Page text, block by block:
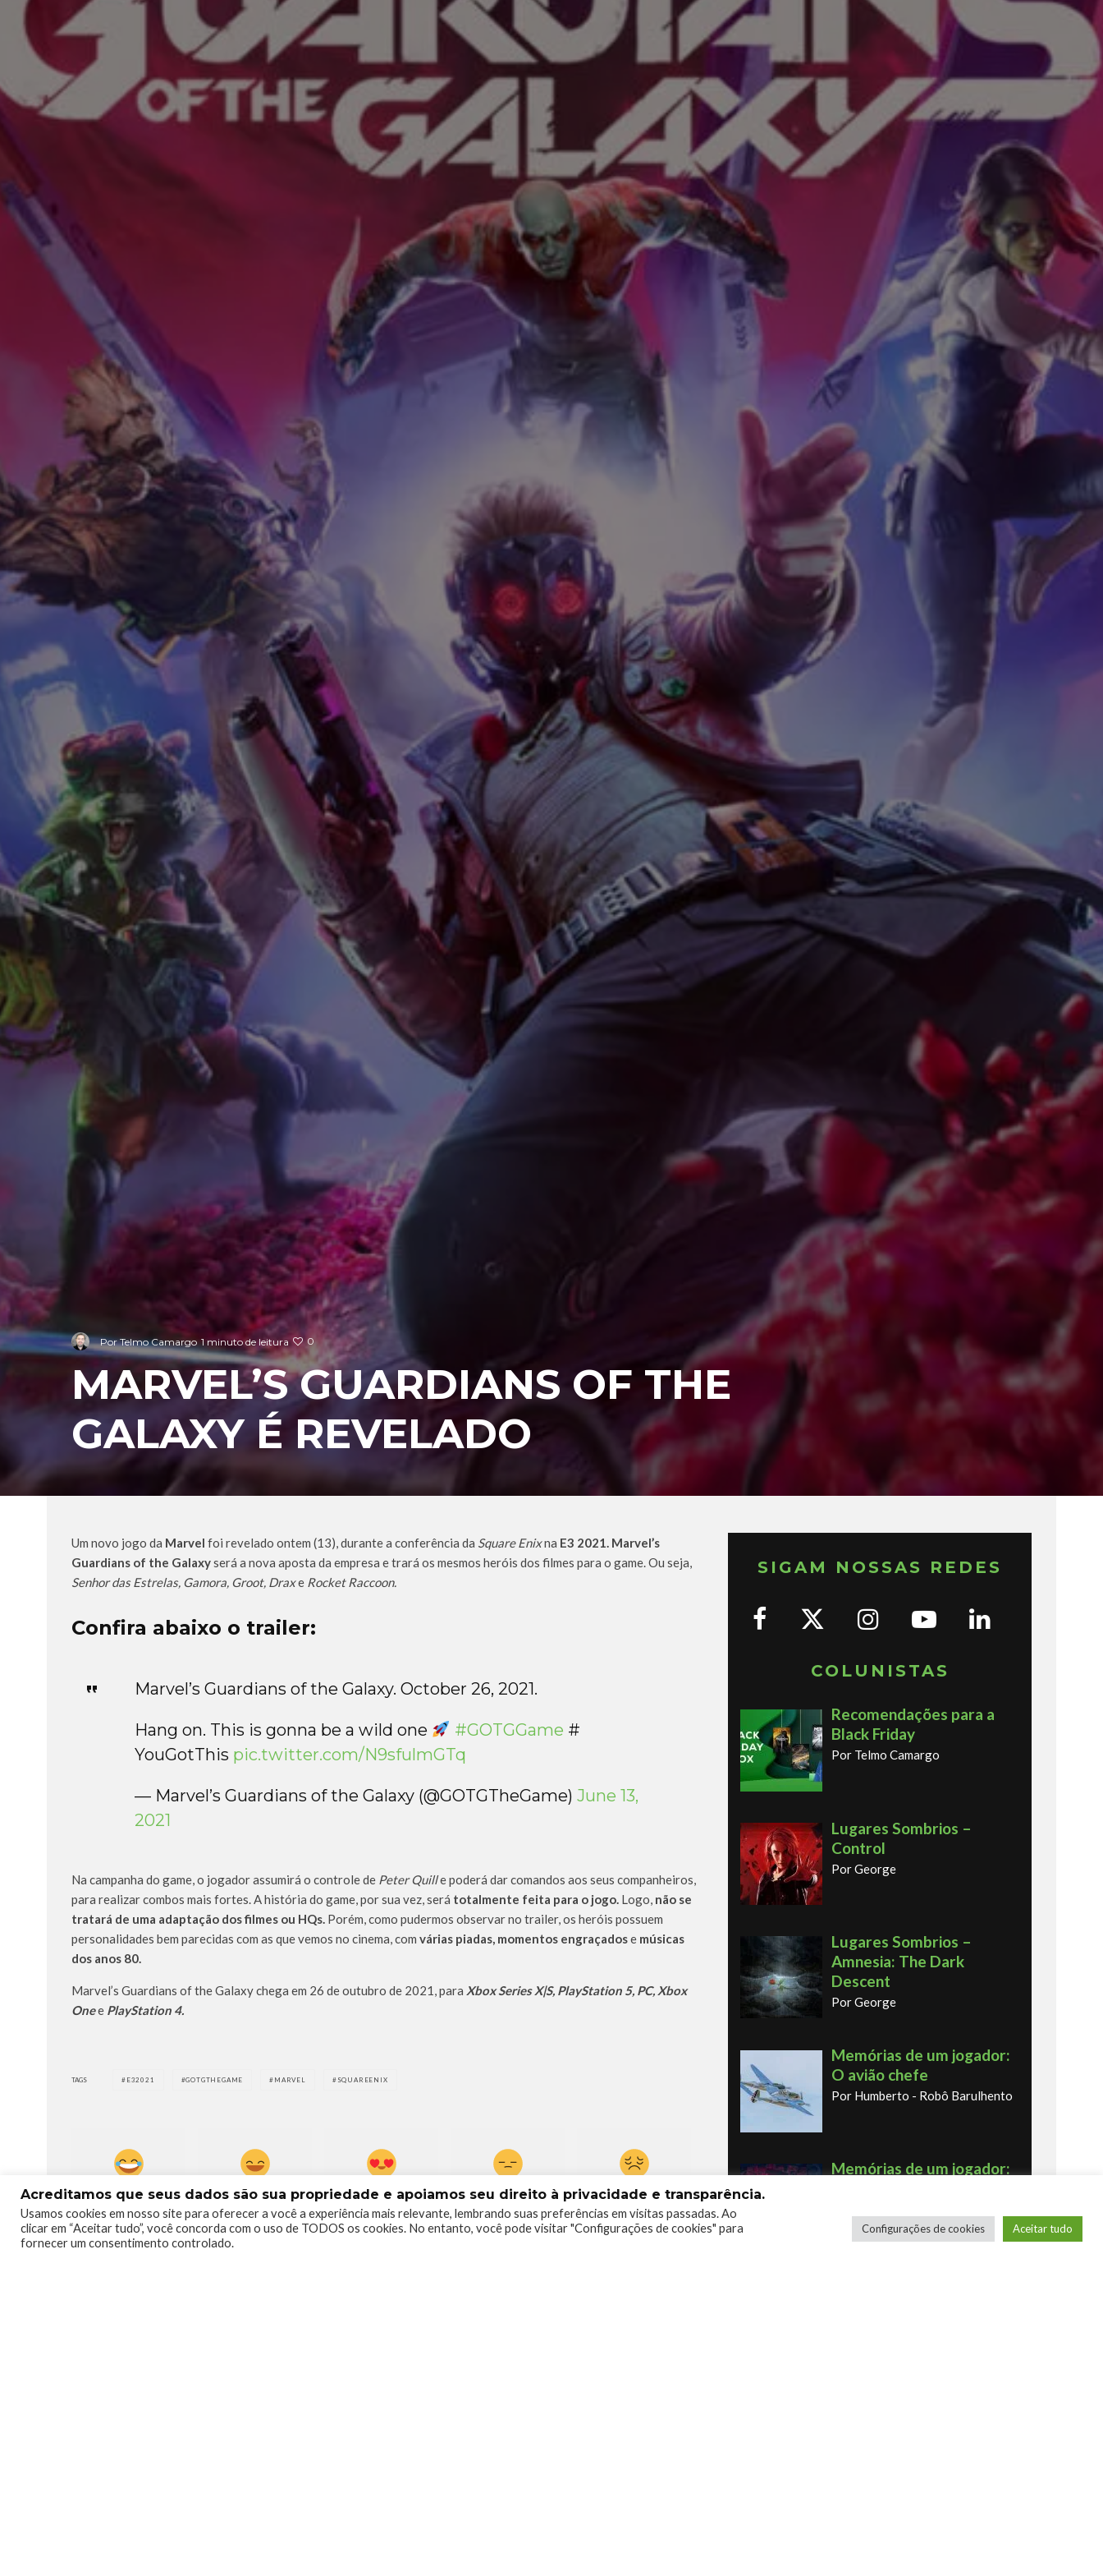
PorTelmo Camargo 1 minuto de leitura 0
MARVEL’S GUARDIANS OF THE
GALAXY É REVELADO
Um novo jogo da Marvel foi revelado ontem (13), durante a conferência da Square Enixna E3 2021. Marvel’s
Guardians of the Galaxyserá a nova aposta da empresa e trará os mesmos heróis dos filmes para o game. Ou seja,
Senhor das Estrelas, Gamora, Groot, Draxe Rocket Raccoon.
Confira abaixo o trailer:
Marvel’s Guardians of the Galaxy. October 26, 2021.
Hang on. This is gonna be a wild one #GOTGGame #
YouGotThis pic.twitter.com/N9sfulmGTq
— Marvel’s Guardians of the Galaxy (@GOTGTheGame) June 13,
2021
Na campanha do game, o jogador assumirá o controle de Peter Quille poderá dar comandos aos seus companheiros,
para realizar combos mais fortes. A história do game, por sua vez, será totalmente feita para o jogo. Logo, não se
tratará de uma adaptação dos filmes ou HQs. Porém, como pudermos observar no trailer, os heróis possuem
personalidades bem parecidas com as que vemos no cinema, com várias piadas, momentos engraçadose músicas
dos anos 80.
Marvel’s Guardians of the Galaxy chega em 26 de outubro de 2021, para Xbox Series X|S, PlayStation 5, PC, Xbox
Onee PlayStation 4.
TAGS E32021 GOTGTHEGAME MARVEL SQUAREENIX
0 0 0 0 0
SIGAM NOSSAS REDES
COLUNISTAS
Recomendações para a
Black Friday
Por Telmo Camargo
Lugares Sombrios –
Control
Por George
Lugares Sombrios –
Amnesia: The Dark
Descent
Por George
Memórias de um jogador:
O avião chefe
Por Humberto - Robô Barulhento
Memórias de um jogador:
Acreditamos que seus dados são sua propriedade e apoiamos seu direito à privacidade e transparência.
Usamos cookies em nosso site para oferecer a você a experiência mais relevante, lembrando suas preferências em visitas passadas. Ao
clicar em “Aceitar tudo”, você concorda com o uso de TODOS os cookies. No entanto, você pode visitar "Configurações de cookies" para
fornecer um consentimento controlado.
Configurações de cookies Aceitar tudo